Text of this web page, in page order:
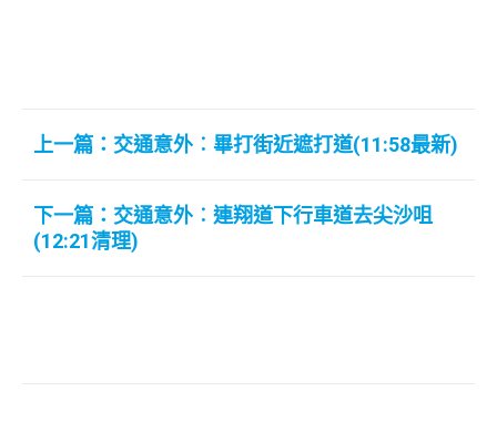
上一篇：交通意外︰畢打街近遮打道(11:58最新)
下一篇：交通意外︰連翔道下行車道去尖沙咀
(12:21清理)